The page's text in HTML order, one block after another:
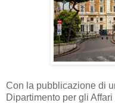
Con la pubblicazione di
Dipartimento per gli